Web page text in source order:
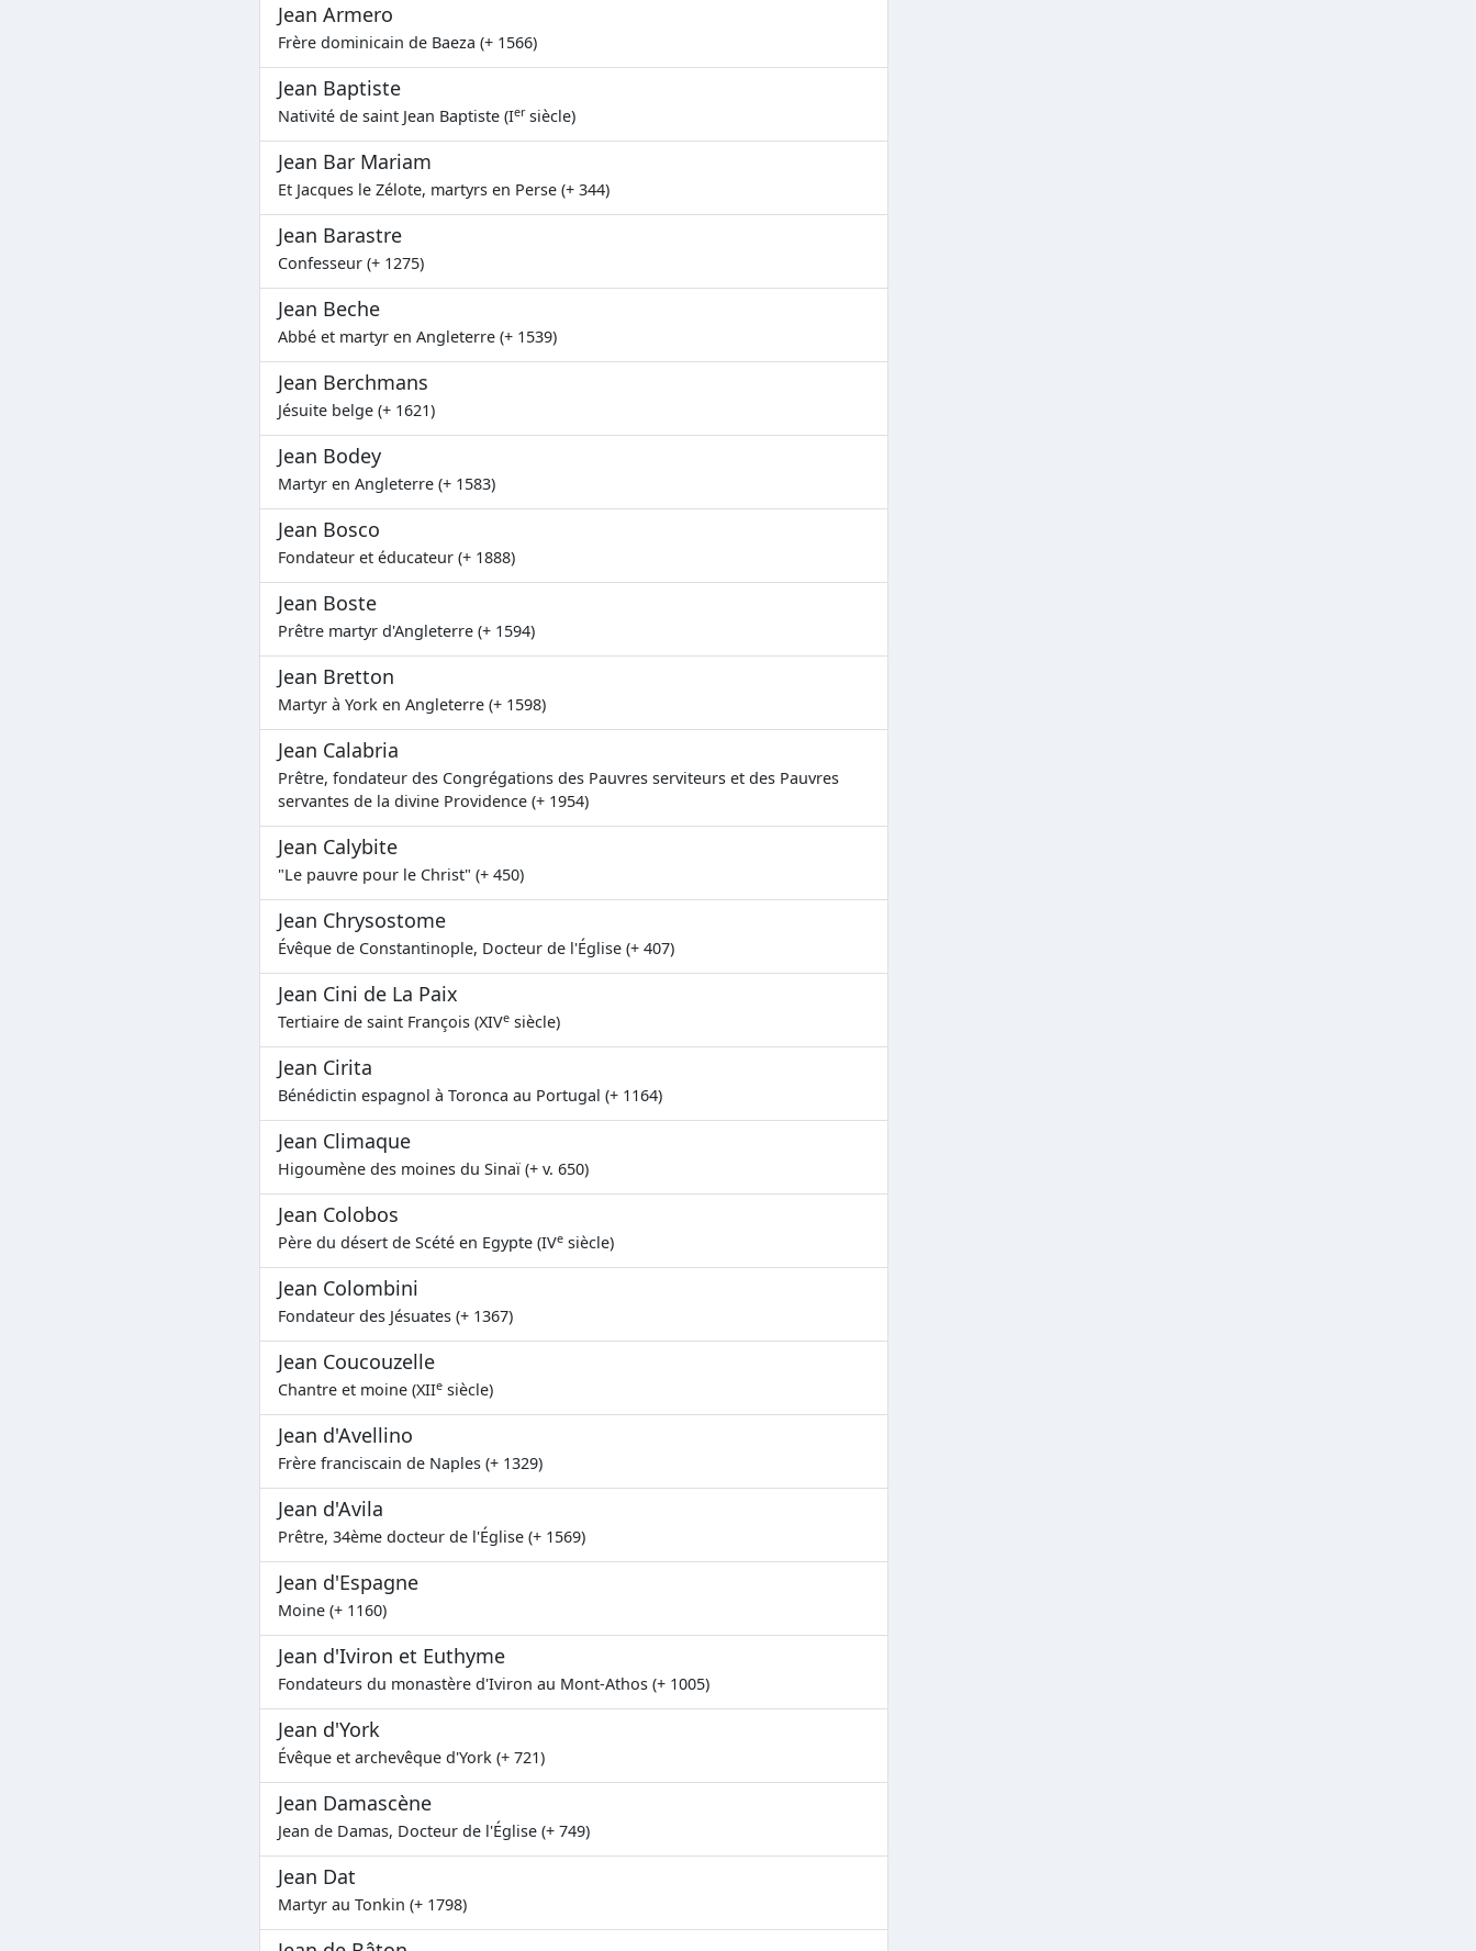
Jean Armero
Frère dominicain de Baeza (+ 1566)
Jean Baptiste
Nativité de saint Jean Baptiste (Iersiècle)
Jean Bar Mariam
Et Jacques le Zélote, martyrs en Perse (+ 344)
Jean Barastre
Confesseur (+ 1275)
Jean Beche
Abbé et martyr en Angleterre (+ 1539)
Jean Berchmans
Jésuite belge (+ 1621)
Jean Bodey
Martyr en Angleterre (+ 1583)
Jean Bosco
Fondateur et éducateur (+ 1888)
Jean Boste
Prêtre martyr d'Angleterre (+ 1594)
Jean Bretton
Martyr à York en Angleterre (+ 1598)
Jean Calabria
Prêtre, fondateur des Congrégations des Pauvres serviteurs et des Pauvres
servantes de la divine Providence (+ 1954)
Jean Calybite
"Le pauvre pour le Christ" (+ 450)
Jean Chrysostome
Évêque de Constantinople, Docteur de l'Église (+ 407)
Jean Cini de La Paix
Tertiaire de saint François (XIVe siècle)
Jean Cirita
Bénédictin espagnol à Toronca au Portugal (+ 1164)
Jean Climaque
Higoumène des moines du Sinaï (+ v. 650)
Jean Colobos
Père du désert de Scété en Egypte (IVe siècle)
Jean Colombini
Fondateur des Jésuates (+ 1367)
Jean Coucouzelle
Chantre et moine (XIIe siècle)
Jean d'Avellino
Frère franciscain de Naples (+ 1329)
Jean d'Avila
Prêtre, 34ème docteur de l'Église (+ 1569)
Jean d'Espagne
Moine (+ 1160)
Jean d'Iviron et Euthyme
Fondateurs du monastère d'Iviron au Mont-Athos (+ 1005)
Jean d'York
Évêque et archevêque d'York (+ 721)
Jean Damascène
Jean de Damas, Docteur de l'Église (+ 749)
Jean Dat
Martyr au Tonkin (+ 1798)